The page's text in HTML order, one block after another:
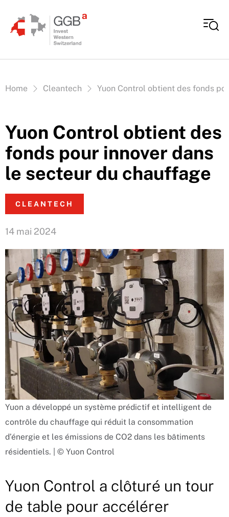
Vous êtes ici:
Home Cleantech Yuon Control obtient des fonds
Yuon Control obtient des
fonds pour innover dans
le secteur du chauffage
CLEANTECH
14 mai 2024
Yuon a développé un système prédictif et intelligent de
contrôle du chauffage qui réduit la consommation
d’énergie et les émissions de CO2 dans les bâtiments
résidentiels. | © Yuon Control
Yuon Control a clôturé un tour
de table pour accélérer